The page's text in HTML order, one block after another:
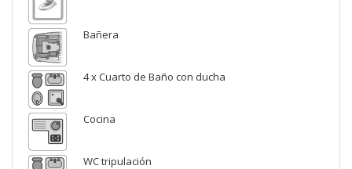
Bañera
4 x Cuarto de Baño con ducha
Cocina
WC tripulación